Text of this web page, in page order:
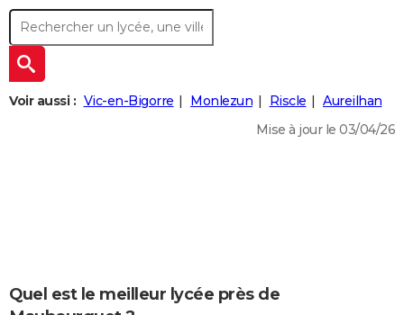
BRICOLAGE
Forum
Aménagement intérieur
Extérieur
Cuisine
Salle de bains
Jardinage
Rangement
+WEEK-END
Guides de France
Escapades
Patrimoine
Expositions
Musées
Week-end nature
+
LIFESTYLE
CARTE DE VOEUX
Voir aussi : Vic-en-Bigorre Monlezun Riscle
Aureilhan
Mise à jour le 03/04/26
Quel est le meilleur lycée près de